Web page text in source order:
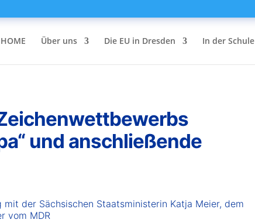
HOME Über uns Die EU in Dresden In der Schule
und anschließende
der Sächsischen Staatsministerin Katja Meier, dem
vom MDR